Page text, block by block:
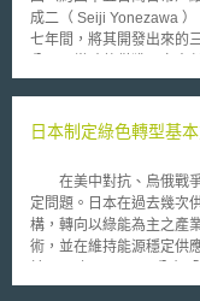
視為先前技術。 三、 支
及商標局(USPTO)應與相
提供協助，並設立專利監
的規費減免優惠。 美國在此次修正其發明法的過程中，納入過去25年
儘管有這些不足之處，新
成二（ Seiji Yonezawa
七年間，將其開發出來的
訟，要求日立支付二億八千萬日圓酬勞。
澤的貢獻度百分之十四計
外國取得專利所獲利益
支付約一億六千三百萬日
億八千萬日圓，此案在最
據日本特許法（專利法）
酬予發明人，不過對於報
日本制定綠色轉型基
在美中對抗、烏俄戰爭
定問題。日本在過去幾次
構，轉向以綠能為主之產
術，並在維持能源穩定供
けた基本方針），提出未